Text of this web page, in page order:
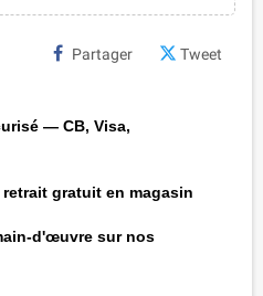
Partager Tweet
— CB, Visa,
gratuit en magasin
d'œuvre sur nos